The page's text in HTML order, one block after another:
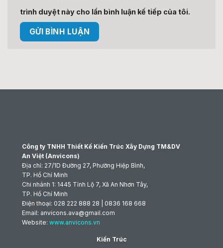
trình duyệt này cho lần bình luận kế tiếp của tôi.
Công ty TNHH Thiết Kế Kiến Trúc Xây Dựng TM&DV
An Việt (Anvicons)
Địa chỉ: 27/1D Đường 27, Phường Hiệp Bình,
TP. Hồ Chí Minh
Chi nhánh 1: 1445 Tỉnh Lộ 7, Xã An Nhơn Tây,
TP. Hồ Chí Minh
Điện thoại: 028 222 888 28 | 0836 168 668
Email: anvicons.ava@gmail.com
Website: www.anvicons.vn
Kiến Trúc